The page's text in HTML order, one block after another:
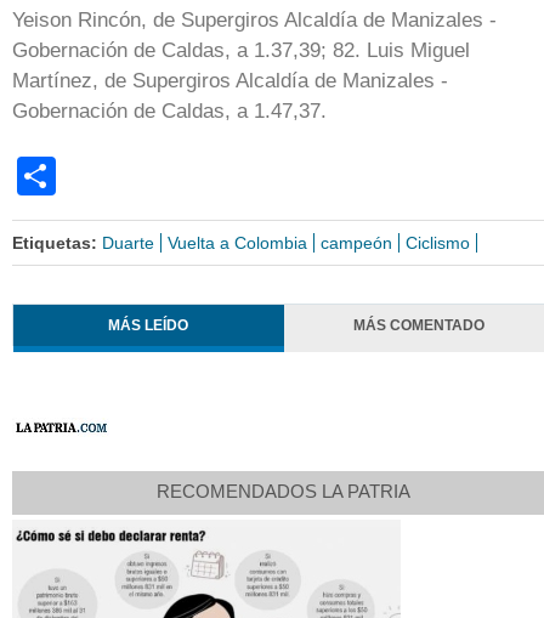
Yeison Rincón, de Supergiros Alcaldía de Manizales -
Gobernación de Caldas, a 1.37,39; 82. Luis Miguel
Martínez, de Supergiros Alcaldía de Manizales -
Gobernación de Caldas, a 1.47,37.
Etiquetas: Duarte Vuelta a Colombia campeón Ciclismo
MÁS LEÍDO MÁS COMENTADO
RECOMENDADOS LA PATRIA